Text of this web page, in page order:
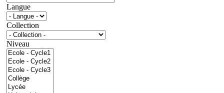
Langue
Collection
Niveau